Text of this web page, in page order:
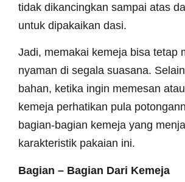
tidak dikancingkan sampai atas
untuk dipakaikan dasi.
Jadi, memakai kemeja bisa tetap
nyaman di segala suasana.
bahan, ketika ingin memesan
kemeja perhatikan pula
bagian-bagian kemeja yang
karakteristik pakaian ini.
Bagian – Bagian Dari Kemeja